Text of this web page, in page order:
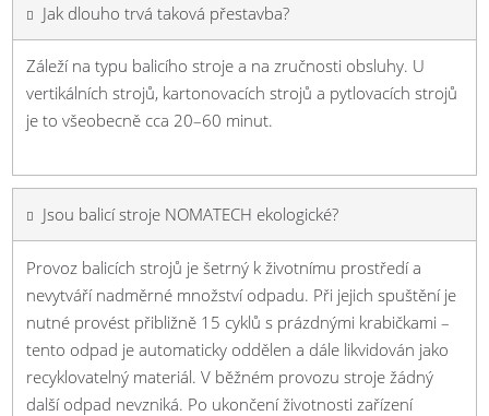
Jak dlouho trvá taková přestavba?
Záleží na typu balicího stroje a na zručnosti obsluhy. U
vertikálních strojů, kartonovacích strojů a pytlovacích strojů
je to všeobecně cca 20–60 minut.
Jsou balicí stroje NOMATECH ekologické?
Provoz balicích strojů je šetrný k životnímu prostředí a
nevytváří nadměrné množství odpadu. Při jejich spuštění je
nutné provést přibližně 15 cyklů s prázdnými krabičkami –
tento odpad je automaticky oddělen a dále likvidován jako
recyklovatelný materiál. V běžném provozu stroje žádný
další odpad nevzniká. Po ukončení životnosti zařízení